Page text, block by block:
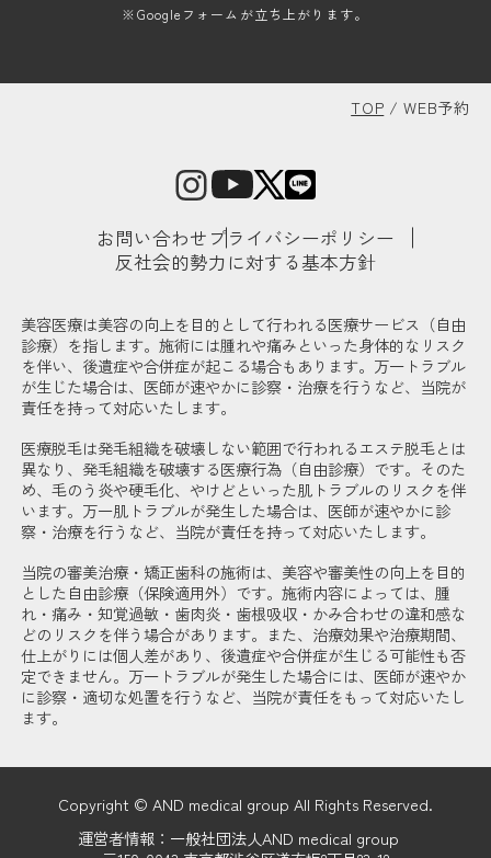
※Googleフォームが立ち上がります。
TOP /WEB予約
お問い合わせ プライバシーポリシー
反社会的勢力に対する基本方針
美容医療は美容の向上を目的として行われる医療サービス（自由
診療）を指します。施術には腫れや痛みといった身体的なリスク
を伴い、後遺症や合併症が起こる場合もあります。万一トラブル
が生じた場合は、医師が速やかに診察・治療を行うなど、当院が
責任を持って対応いたします。
医療脱毛は発毛組織を破壊しない範囲で行われるエステ脱毛とは
異なり、発毛組織を破壊する医療行為（自由診療）です。そのた
め、毛のう炎や硬毛化、やけどといった肌トラブルのリスクを伴
います。万一肌トラブルが発生した場合は、医師が速やかに診
察・治療を行うなど、当院が責任を持って対応いたします。
当院の審美治療・矯正歯科の施術は、美容や審美性の向上を目的
とした自由診療（保険適用外）です。施術内容によっては、腫
れ・痛み・知覚過敏・歯肉炎・歯根吸収・かみ合わせの違和感な
どのリスクを伴う場合があります。また、治療効果や治療期間、
仕上がりには個人差があり、後遺症や合併症が生じる可能性も否
定できません。万一トラブルが発生した場合には、医師が速やか
に診察・適切な処置を行うなど、当院が責任をもって対応いたし
ます。
Copyright © AND medical group All Rights Reserved.
運営者情報：一般社団法人AND medical group